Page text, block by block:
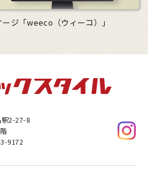
ジ「weeco（ウィーコ）」
駅2-27-8
9172